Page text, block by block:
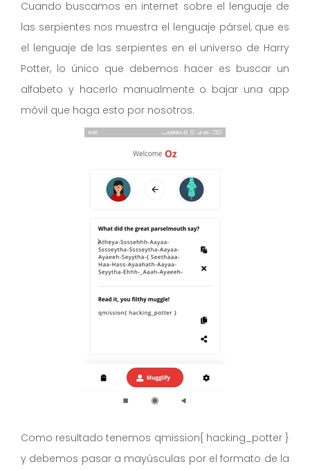
Cuando buscamos en internet sobre el lenguaje de
las serpientes nos muestra el lenguaje pársel, que es
el lenguaje de las serpientes en el universo de Harry
Potter, lo único que debemos hacer es buscar un
alfabeto y hacerlo manualmente o bajar una app
móvil que haga esto por nosotros.
Como resultado tenemos qmission{ hacking_potter }
y debemos pasar a mayúsculas por el formato de la